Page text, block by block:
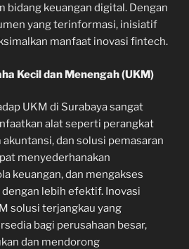
bidang keuangan digital. Dengan
yang terinformasi, inisiatif
manfaat inovasi fintech.
Kecil dan Menengah (UKM)
UKM di Surabaya sangat
alat seperti perangkat
dan solusi pemasaran
menyederhanakan
keuangan, dan mengakses
lebih efektif. Inovasi
solusi terjangkau yang
bagi perusahaan besar,
dan mendorong